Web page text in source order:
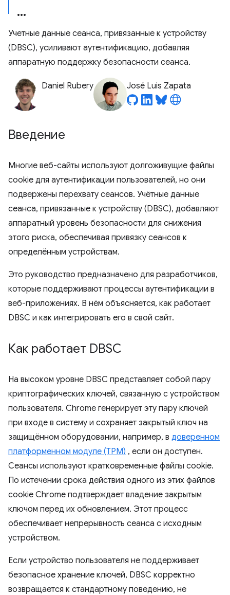
Учетные данные сеанса, привязанные к устройству
(DBSC), усиливают аутентификацию, добавляя
аппаратную поддержку безопасности сеанса.
Daniel Rubery José Luis Zapata
Введение
Многие веб-сайты используют долгоживущие файлы
cookie для аутентификации пользователей, но они
подвержены перехвату сеансов. Учётные данные
сеанса, привязанные к устройству (DBSC), добавляют
аппаратный уровень безопасности для снижения
этого риска, обеспечивая привязку сеансов к
определённым устройствам.
Это руководство предназначено для разработчиков,
которые поддерживают процессы аутентификации в
веб-приложениях. В нём объясняется, как работает
DBSC и как интегрировать его в свой сайт.
Как работает DBSC
На высоком уровне DBSC представляет собой пару
криптографических ключей, связанную с устройством
пользователя. Chrome генерирует эту пару ключей
при входе в систему и сохраняет закрытый ключ на
защищённом оборудовании, например, в доверенном
платформенном модуле (TPM) , если он доступен.
Сеансы используют кратковременные файлы cookie.
По истечении срока действия одного из этих файлов
cookie Chrome подтверждает владение закрытым
ключом перед их обновлением. Этот процесс
обеспечивает непрерывность сеанса с исходным
устройством.
Если устройство пользователя не поддерживает
безопасное хранение ключей, DBSC корректно
возвращается к стандартному поведению, не